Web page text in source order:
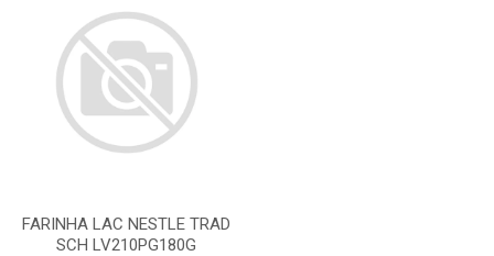
FARINHA LAC NESTLE TRAD
SCH LV210PG180G